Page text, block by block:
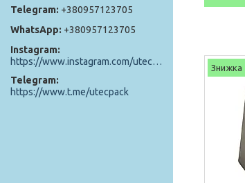
+380957123705
+380957123705
Instagram
https://www.instagram.com/utec_pack/
Telegram
https://www.t.me/utecpack